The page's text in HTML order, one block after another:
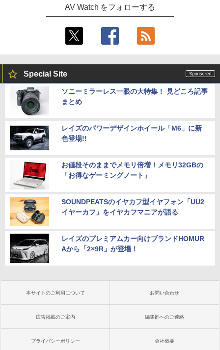
AV Watch をフォローする
Special Site
ソニーミラーレス一眼の大特集！ 見どころ記事
まとめ
レイズのパワーデザインホイール「M6」に新
色登場!!
お値段そのままでメモリ倍増！メモリ32GBの
「お得なゲーミングノート」
SOUNDPEATSのイヤカフ型イヤフォン「UU2
イヤーカフ」をイヤカフマニアが語る
レイズのプレミアムカー向けブランドHOMUR
Aから「2×9R」が登場！
本サイトのご利用について お問い合わせ
広告掲載のご案内 編集部へのご連絡
プライバシーポリシー 会社概要